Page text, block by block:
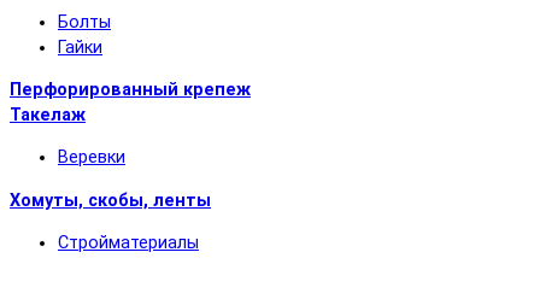
Болты
Гайки
Перфорированный крепеж
Такелаж
Веревки
Хомуты, скобы, ленты
Стройматериалы